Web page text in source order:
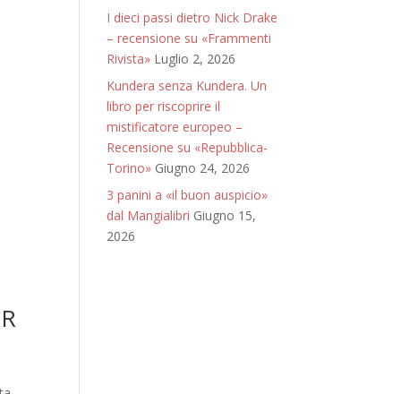
I dieci passi dietro Nick Drake
– recensione su «Frammenti
Rivista» Luglio 2, 2026
Kundera senza Kundera. Un
libro per riscoprire il
mistificatore europeo –
Recensione su «Repubblica-
Torino» Giugno 24, 2026
3 panini a «il buon auspicio»
dal Mangialibri Giugno 15,
2026